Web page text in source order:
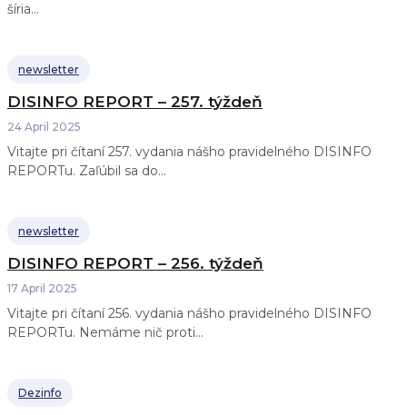
šíria...
newsletter
DISINFO REPORT – 257. týždeň
24 April 2025
Vitajte pri čítaní 257. vydania nášho pravidelného DISINFO
REPORTu. Zaľúbil sa do...
newsletter
DISINFO REPORT – 256. týždeň
17 April 2025
Vitajte pri čítaní 256. vydania nášho pravidelného DISINFO
REPORTu. Nemáme nič proti...
Dezinfo